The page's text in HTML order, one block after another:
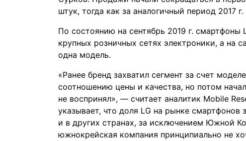
штук, тогда как за аналогичный период 2017
По состоянию на сентябрь 2019 г. смартфоны
крупных розничных сетях электроники, а на
одна модель.
«Ранее бренд захватил сегмент за счет
соотношению цены и качества, но потом
не воспринял», — считает аналитик Mobile
указывает, что доля LG на рынке
и в других странах, за исключением Южной
южнокрейская компания принципиально не